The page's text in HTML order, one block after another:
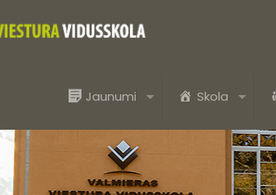
Jaunumi Skola